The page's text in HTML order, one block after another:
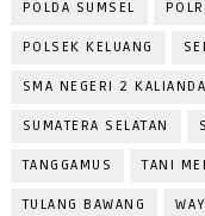
POLDA SUMSEL
POLSEK KELUANG
SMA NEGERI 2 KALIANDA
SUMATERA SELATAN
TANGGAMUS TANI
TULANG BAWANG